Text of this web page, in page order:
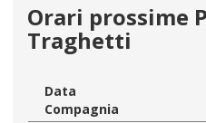
Orari prossime
Traghetti
Data
Compagnia